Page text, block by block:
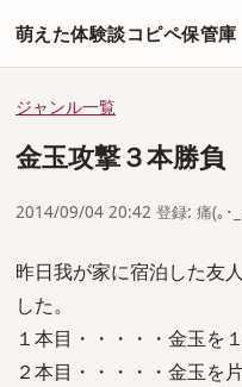
萌えた体験談コピペ保管庫
ジャンル一覧
金玉攻撃３本勝負
2014/09/04 20:42 登録: 痛(｡･_
昨日我が家に宿泊した友
した。
１本目・・・・・金玉を
２本目・・・・・金玉を